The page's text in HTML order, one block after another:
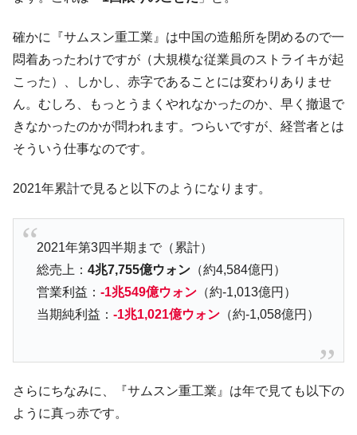
ャンペーン」⇒ あの名物教授も登場！
『Money1』
韓国「橋が落ちました」⇒ 耐久性「なさす
ぎ」では。
『Money1』
韓国鉄鋼最大手『POSCO』ズブズブ沈む。
営業利益80.2％も減少
『Money1』
米国下院「韓国の公務員個人をターゲット
する差別。許してはおかぬ
『Money1』
韓国ボンクラ政策室長･金容範、株価暴落に
他人事のような発言。
『Money1』
韓国半導体『SKハイニックス』2026年2Qの
業績「史上最高益」当期純利益は前年同期比13.4倍に。
機 ⇒ 10.7兆では損が出るからできない。
日本の誇る海洋資源調査船『白嶺』は先進技術の
塊！
Fact1
夏の甲子園、優勝校を最も多く輩出している都道
府県とは？
確かに『サムスン重工業』は中国の造船所を閉めるので一
悶着あったわけですが（大規模な従業員のストライキが起
こった）、しかし、赤字であることには変わりありませ
ん。むしろ、もっとうまくやれなかったのか、早く撤退で
きなかったのかが問われます。つらいですが、経営者とは
そういう仕事なのです。
2021年累計で見ると以下のようになります。
2021年第3四半期まで（累計）
総売上： 4兆7,755億ウォン（約4,584億円）
営業利益： -1兆549億ウォン（約-1,013億円）
当期純利益： -1兆1,021億ウォン（約-1,058億円）
さらにちなみに、『サムスン重工業』は年で見ても以下の
ように真っ赤です。